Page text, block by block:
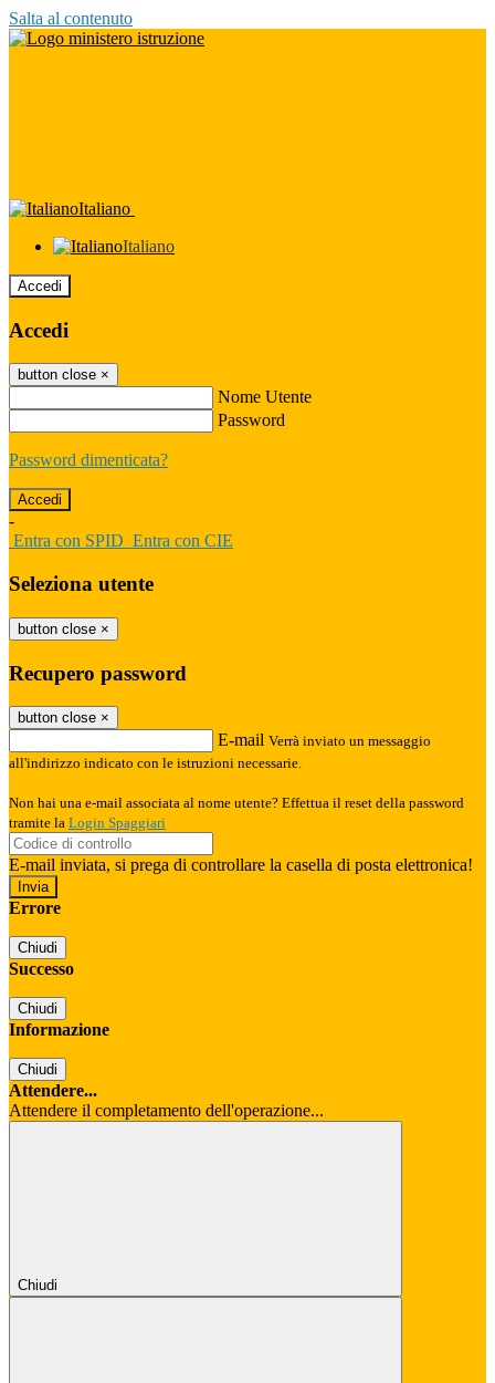
Salta al contenuto
Italiano
Italiano
Accedi
Accedi
button close ×
Nome Utente
Password
Password dimenticata?
-
Entra con SPID Entra con CIE
Seleziona utente
button close ×
Recupero password
button close ×
E-mail Verrà inviato un messaggio
all'indirizzo indicato con le istruzioni necessarie.
Non hai una e-mail associata al nome utente? Effettua il reset della password
tramite la Login Spaggiari
E-mail inviata, si prega di controllare la casella di posta elettronica!
Errore
Chiudi
Successo
Chiudi
Informazione
Chiudi
Attendere...
Attendere il completamento dell'operazione...
Chiudi